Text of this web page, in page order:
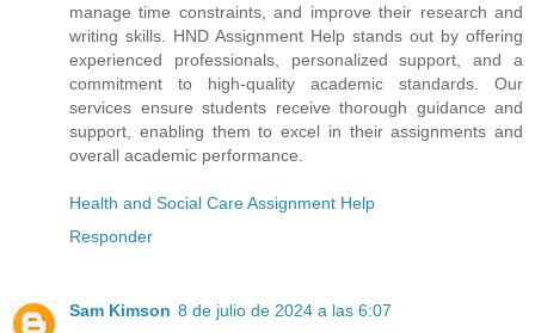
manage time constraints, and improve their research and
writing skills. HND Assignment Help stands out by offering
experienced professionals, personalized support, and a
commitment to high-quality academic standards. Our
services ensure students receive thorough guidance and
support, enabling them to excel in their assignments and
overall academic performance.
Health and Social Care Assignment Help
Responder
Sam Kimson 8 de julio de 2024 a las 6:07